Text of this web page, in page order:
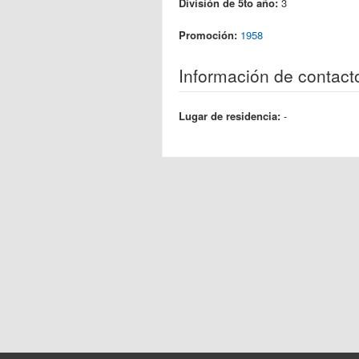
Promoción: 1958
Información de
Lugar de residencia: -